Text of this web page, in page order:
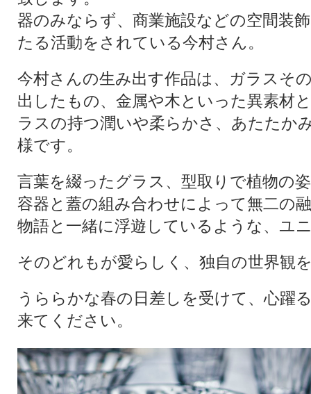
器のみならず、商業施設などの空間装
たる活動をされている今村さん。
今村さんの生み出す作品は、ガラスそ
出したもの、金属や木といった異素材
ラスの持つ潤いや柔らかさ、あたたか
様です。
言葉を綴ったグラス、型取りで植物の
容器と蓋の組み合わせによって無二の
物語と一緒に浮遊しているような、ユ
そのどれもが愛らしく、独自の世界観
うららかな春の日差しを受けて、心躍
来てください。